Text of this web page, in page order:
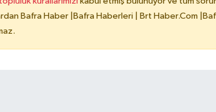
Bafra Haber |Bafra Haberleri | Brt Haber.Com